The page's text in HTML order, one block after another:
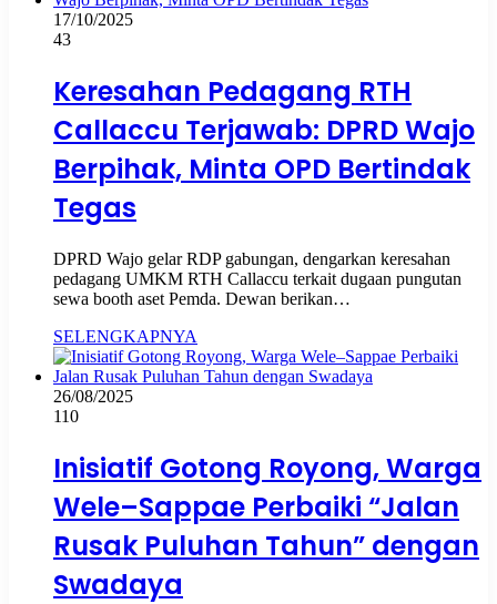
17/10/2025
43
Keresahan Pedagang RTH
Callaccu Terjawab: DPRD Wajo
Berpihak, Minta OPD Bertindak
Tegas
DPRD Wajo gelar RDP gabungan, dengarkan keresahan
pedagang UMKM RTH Callaccu terkait dugaan pungutan
sewa booth aset Pemda. Dewan berikan…
SELENGKAPNYA
26/08/2025
110
Inisiatif Gotong Royong, Warga
Wele–Sappae Perbaiki “Jalan
Rusak Puluhan Tahun” dengan
Swadaya